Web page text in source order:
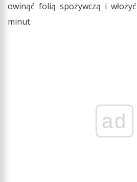
owinąć folią spożywczą i
minut.
ad